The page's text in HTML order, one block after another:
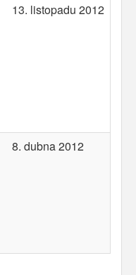
13. listopadu 2012
8. dubna 2012